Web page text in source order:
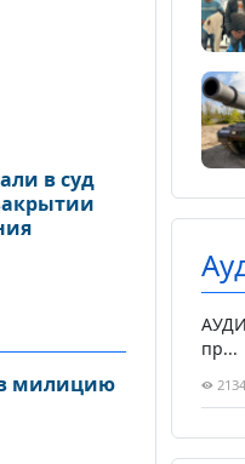
в суд
в милицию
пр...